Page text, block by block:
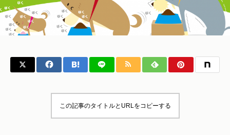
この記事のタイトルとURLをコピーする